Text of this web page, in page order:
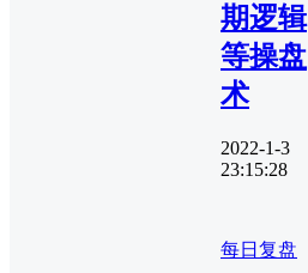
期逻辑
等操盘
术
2022-1-3
23:15:28
每日复盘